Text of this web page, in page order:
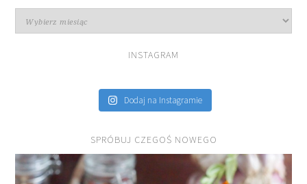
INSTAGRAM
Dodaj na Instagramie
SPRÓBUJ CZEGOŚ NOWEGO